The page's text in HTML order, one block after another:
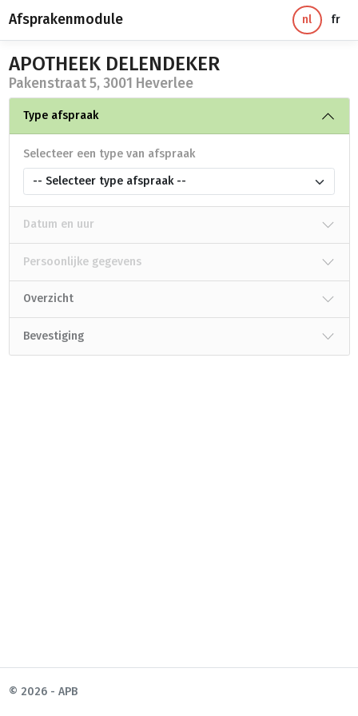
Afsprakenmodule nl fr
APOTHEEK DELENDEKER
Pakenstraat 5, 3001 Heverlee
Type afspraak
Selecteer een type van afspraak
-- Selecteer type afspraak --
Datum en uur
Persoonlijke gegevens
Overzicht
Bevestiging
© 2026 - APB